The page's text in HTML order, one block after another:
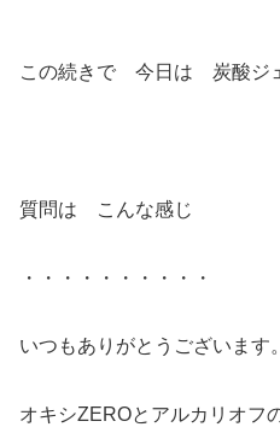
この続きで 今日は 炭酸ジ
質問は こんな感じ
・・・・・・・・・・
いつもありがとうございます。
オキシZEROとアルカリオフ